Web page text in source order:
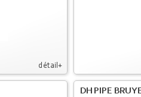
détail+
DH PIPE